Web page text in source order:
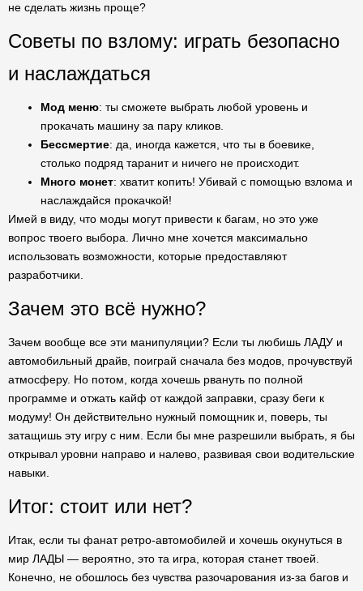
не сделать жизнь проще?
Советы по взлому: играть безопасно
и наслаждаться
Мод меню: ты сможете выбрать любой уровень и
прокачать машину за пару кликов.
Бессмертие: да, иногда кажется, что ты в боевике,
столько подряд таранит и ничего не происходит.
Много монет: хватит копить! Убивай с помощью взлома и
наслаждайся прокачкой!
Имей в виду, что моды могут привести к багам, но это уже
вопрос твоего выбора. Лично мне хочется максимально
использовать возможности, которые предоставляют
разработчики.
Зачем это всё нужно?
Зачем вообще все эти манипуляции? Если ты любишь ЛАДУ и
автомобильный драйв, поиграй сначала без модов, прочувствуй
атмосферу. Но потом, когда хочешь рвануть по полной
программе и отжать кайф от каждой заправки, сразу беги к
модуму! Он действительно нужный помощник и, поверь, ты
затащишь эту игру с ним. Если бы мне разрешили выбрать, я бы
открывал уровни направо и налево, развивая свои водительские
навыки.
Итог: стоит или нет?
Итак, если ты фанат ретро-автомобилей и хочешь окунуться в
мир ЛАДЫ — вероятно, это та игра, которая станет твоей.
Конечно, не обошлось без чувства разочарования из-за багов и